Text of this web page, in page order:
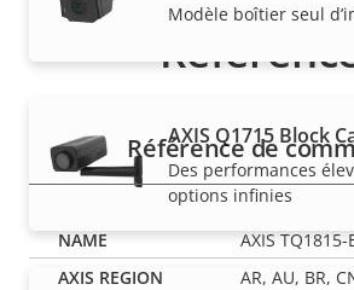
Modèle boîtier seul
AXIS Q1715 Block
Des performances
options infinies
Référence de
AXIS
AR, AU, BR,